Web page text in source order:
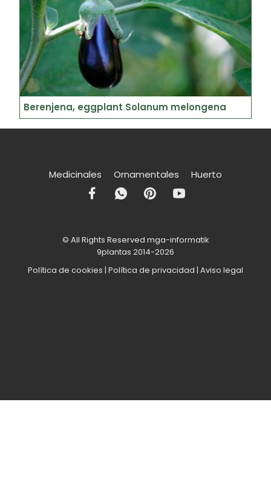
Berenjena, eggplant Solanum melongena
Medicinales Ornamentales Huerto
© All Rights Reserved mga-informatik
9plantas 2014-2026
Política de cookies | Política de privacidad | Aviso legal